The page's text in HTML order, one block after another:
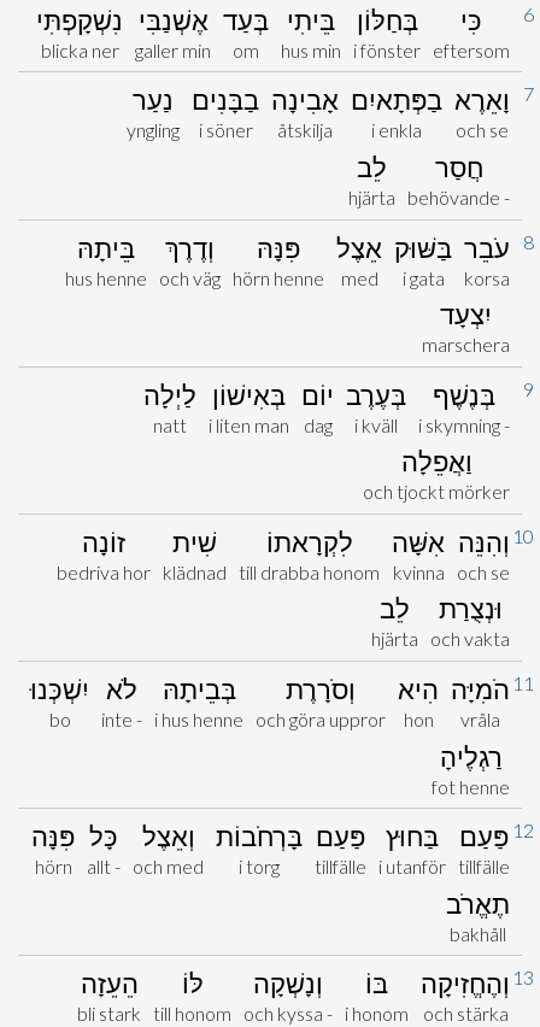
6
כִּי
eftersom
בְּחַלּוֹן
i fönster
בֵּיתִי
hus min
בְּעַד
om
אֶשְׁנַבִּי
galler min
נִשְׁקָפְתִּי
blicka ner
7
וָאֵרֶא
och se
בַפְּתָאיִם
i enkla
אָבִינָה
åtskilja
בַבָּנִים
i söner
נַעַר
yngling
חֲסַר
behövande -
לֵב
hjärta
8
עֹבֵר
korsa
בַּשּׁוּק
i gata
אֵצֶל
med
פִּנָּהּ
hörn henne
וְדֶרֶךְ
och väg
בֵּיתָהּ
hus henne
יִצְעָד
marschera
9
בְּנֶשֶׁף
i skymning -
בְּעֶרֶב
i kväll
יוֹם
dag
בְּאִישׁוֹן
i liten man
לַיְלָה
natt
וַאֲפֵלָה
och tjockt mörker
10 וְהִנֵּה
och se
אִשָּׁה
kvinna
לִקְרָאתוֹ
till drabba honom
שִׁית
klädnad
זוֹנָה
bedriva hor
וּנְצֻרַת
och vakta
לֵב
hjärta
11 הֹמִיָּה
vråla
הִיא
hon
וְסֹרָרֶת
och göra uppror
בְּבֵיתָהּ
i hus henne
לֹא
inte -
יִשְׁכְּנוּ
bo
רַגְלֶיהָ
fot henne
12 פַּעַם
tillfälle
בַּחוּץ
i utanför
פַּעַם
tillfälle
בָּרְחֹבוֹת
i torg
וְאֵצֶל
och med
כָּל
allt -
פִּנָּה
hörn
תֶאֱרֹב
bakhåll
13 וְהֶחֱזִיקָה
och stärka
בּוֹ
i honom
וְנָשְׁקָה
och kyssa -
לּוֹ
till honom
הֵעֵזָה
bli stark